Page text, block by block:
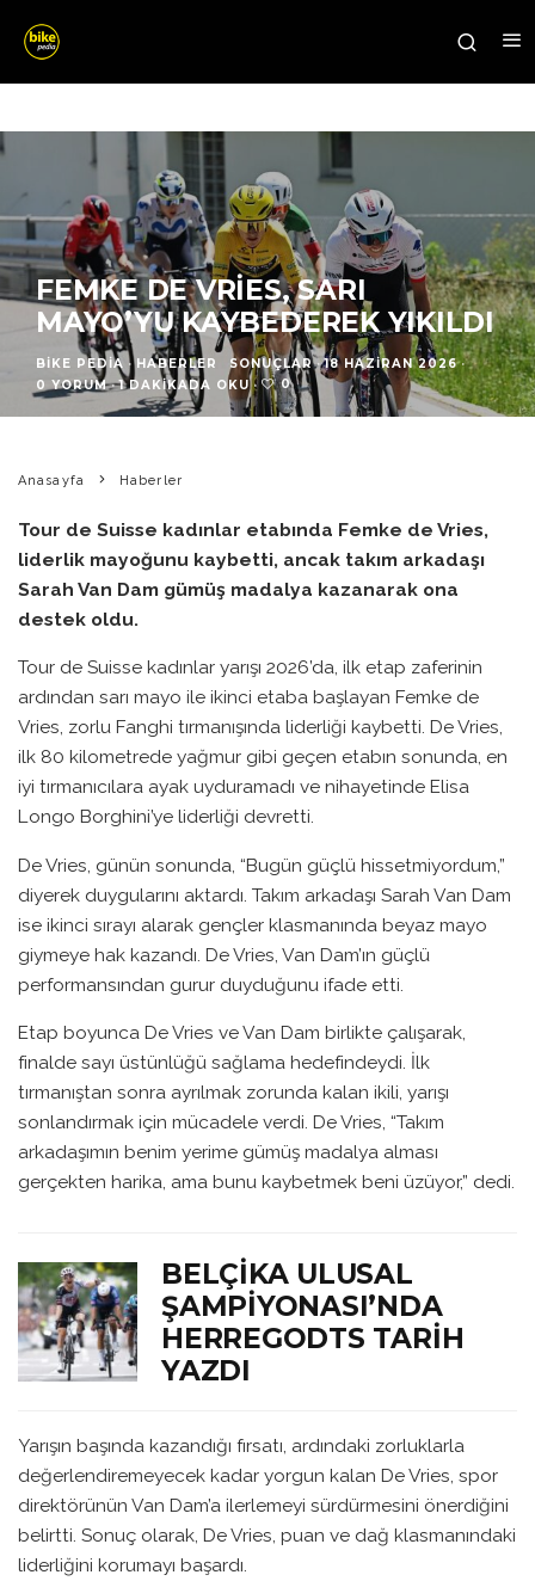
FEMKE DE VRIES, SARI
MAYO’YU KAYBEDEREK YIKILDI
BIKE PEDIA · HABERLER SONUÇLAR · 18 HAZIRAN 2026 ·
0 YORUM · 1 DAKIKADA OKU · 0
Anasayfa Haberler
Tour de Suisse kadınlar etabında Femke de Vries,
liderlik mayoğunu kaybetti, ancak takım arkadaşı
Sarah Van Dam gümüş madalya kazanarak ona
destek oldu.
Tour de Suisse kadınlar yarışı 2026’da, ilk etap zaferinin
ardından sarı mayo ile ikinci etaba başlayan Femke de
Vries, zorlu Fanghi tırmanışında liderliği kaybetti. De Vries,
ilk 80 kilometrede yağmur gibi geçen etabın sonunda, en
iyi tırmanıcılara ayak uyduramadı ve nihayetinde Elisa
Longo Borghini’ye liderliği devretti.
De Vries, günün sonunda, “Bugün güçlü hissetmiyordum,”
diyerek duygularını aktardı. Takım arkadaşı Sarah Van Dam
ise ikinci sırayı alarak gençler klasmanında beyaz mayo
giymeye hak kazandı. De Vries, Van Dam’ın güçlü
performansından gurur duyduğunu ifade etti.
Etap boyunca De Vries ve Van Dam birlikte çalışarak,
finalde sayı üstünlüğü sağlama hedefindeydi. İlk
tırmanıştan sonra ayrılmak zorunda kalan ikili, yarışı
sonlandırmak için mücadele verdi. De Vries, “Takım
arkadaşımın benim yerime gümüş madalya alması
gerçekten harika, ama bunu kaybetmek beni üzüyor,” dedi.
BELÇIKA ULUSAL
ŞAMPIYONASI’NDA
HERREGODTS TARIH
YAZDI
Yarışın başında kazandığı fırsatı, ardındaki zorluklarla
değerlendiremeyecek kadar yorgun kalan De Vries, spor
direktörünün Van Dam’a ilerlemeyi sürdürmesini önerdiğini
belirtti. Sonuç olarak, De Vries, puan ve dağ klasmanındaki
liderliğini korumayı başardı.